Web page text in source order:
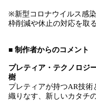
※新型コロナウイルス感
枠削減や休止の対応を取
■ 制作者からのコメント
プレティア・テクノロジ
樹
プレティアが持つAR技
織りなす、新しいカタチ